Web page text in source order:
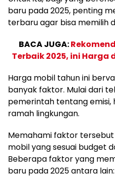
baru pada 2025, penting
terbaru agar bisa memilih
BACA JUGA:
Terbaik 2025, ini Harga
Harga mobil tahun ini
banyak faktor. Mulai dari
pemerintah tentang emisi,
ramah lingkungan.
Memahami faktor
mobil yang sesuai budget
Beberapa faktor yang
baru pada 2025 antara lain: